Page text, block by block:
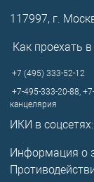
117997, г.
Как проехать
+7 (495) 333-52-12
+7-495-333-20-88,
канцелярия
ИКИ в соцсетях:
Информация о